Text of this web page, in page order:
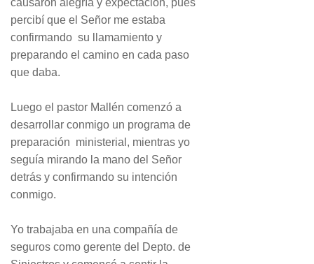
causaron alegría y expectación, pues
percibí que el Señor me estaba
confirmando su llamamiento y
preparando el camino en cada paso
que daba.
Luego el pastor Mallén comenzó a
desarrollar conmigo un programa de
preparación ministerial, mientras yo
seguía mirando la mano del Señor
detrás y confirmando su intención
conmigo.
Yo trabajaba en una compañía de
seguros como gerente del Depto. de